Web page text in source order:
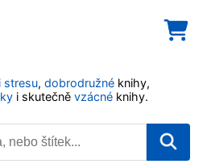
stresu, dobrodružné knihy,
i skutečně vzácné knihy.